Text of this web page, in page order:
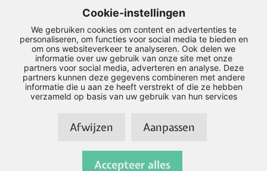
Sitemap
Realisatie door: SiteOnline
Cookie-instellingen
We gebruiken cookies om content en advertenties te
personaliseren, om functies voor social media te bieden en
om ons websiteverkeer te analyseren. Ook delen we
informatie over uw gebruik van onze site met onze
partners voor social media, adverteren en analyse. Deze
partners kunnen deze gegevens combineren met andere
informatie die u aan ze heeft verstrekt of die ze hebben
verzameld op basis van uw gebruik van hun services
Afwijzen Aanpassen
Accepteer alles